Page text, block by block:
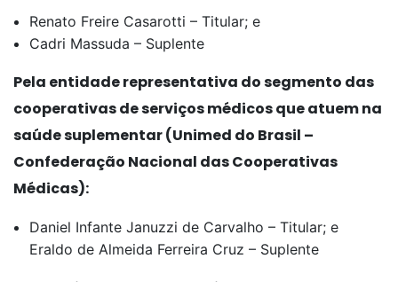
Renato Freire Casarotti – Titular; e
Cadri Massuda – Suplente
Pela entidade representativa do segmento das
cooperativas de serviços médicos que atuem na
saúde suplementar (Unimed do Brasil –
Confederação Nacional das Cooperativas
Médicas):
Daniel Infante Januzzi de Carvalho – Titular; e
Eraldo de Almeida Ferreira Cruz – Suplente